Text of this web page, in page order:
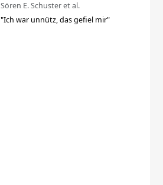
Sören E. Schuster et al.
"Ich war unnütz, das gefiel mir"